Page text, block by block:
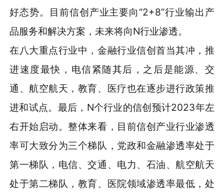
好态势。目前信创产业主要向“2+8”行业输出产
品服务和解决方案，未来将向N行业渗透。
在八大重点行业中，金融行业信创首当其冲，推
进速度最快，电信紧随其后，之后是能源、交
通、航空航天，教育、医疗也在逐步进行政策推
进和试点。最后，N个行业的信创预计2023年左
右开始启动。整体来看，目前信创产业行业渗透
率可大致分为三个梯队，党政和金融渗透率处于
第一梯队，电信、交通、电力、石油、航空航天
处于第二梯队，教育、医院领域渗透率最低，处